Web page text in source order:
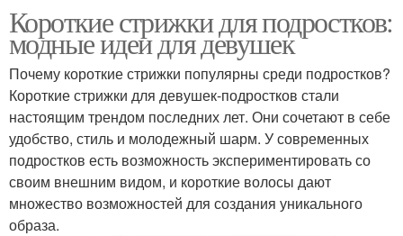
Короткие стрижки для подростков:
модные идеи для девушек
Почему короткие стрижки популярны среди подростков?
Короткие стрижки для девушек-подростков стали
настоящим трендом последних лет. Они сочетают в себе
удобство, стиль и молодежный шарм. У современных
подростков есть возможность экспериментировать со
своим внешним видом, и короткие волосы дают
множество возможностей для создания уникального
образа.